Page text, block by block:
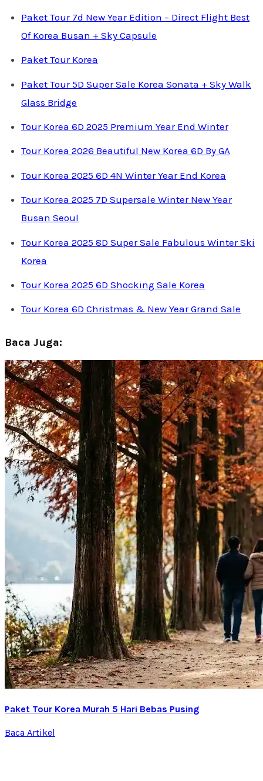
Paket Tour 7d New Year Edition – Direct Flight Best
Of Korea Busan + Sky Capsule
Paket Tour Korea
Paket Tour 5D Super Sale Korea Sonata + Sky Walk
Glass Bridge
Tour Korea 6D 2025 Premium Year End Winter
Tour Korea 2026 Beautiful New Korea 6D By GA
Tour Korea 2025 6D 4N Winter Year End Korea
Tour Korea 2025 7D Supersale Winter New Year
Busan Seoul
Tour Korea 2025 8D Super Sale Fabulous Winter Ski
Korea
Tour Korea 2025 6D Shocking Sale Korea
Tour Korea 6D Christmas & New Year Grand Sale
Baca Juga:
Paket Tour Korea Murah 5 Hari Bebas Pusing
Baca Artikel